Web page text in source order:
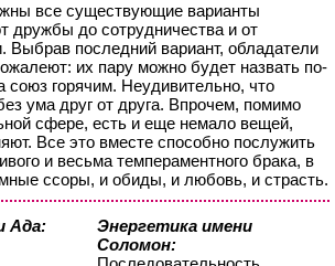
все существующие варианты
дружбы до сотрудничества и от
Выбрав последний вариант, обладатели
их пару можно будет назвать по-
союз горячим. Неудивительно, что
ума друг от друга. Впрочем, помимо
сфере, есть и еще немало вещей,
Все это вместе способно послужить
и весьма темпераментного брака, в
ссоры, и обиды, и любовь, и страсть.
Ада:
Энергетика имени
Соломон: